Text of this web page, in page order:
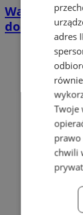
Wakacyjny
domkach
adres
Twoje
prawo
chwili